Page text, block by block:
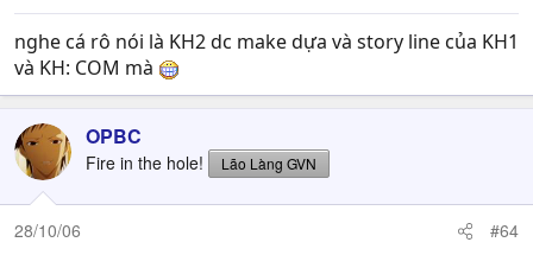
nghe cá rô nói là KH2 dc make dựa và story line của KH1
và KH: COM mà
OPBC
Fire in the hole! Lão Làng GVN
28/10/06 #64